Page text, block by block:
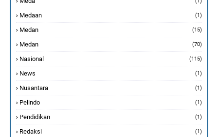
Medaan (1)
Medan (15)
Medan (70)
Nasional (115)
News (1)
Nusantara (1)
Pelindo (1)
Pendidikan (1)
Redaksi (1)